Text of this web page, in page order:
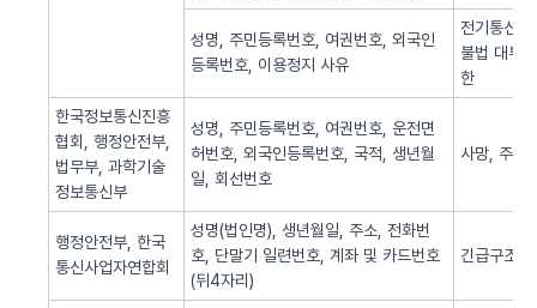
성명, 주민등록번호, 여권번호, 외국인
등록번호, 이용정지 사유
전기통신
불법 대부
한
한국정보통신진흥
협회, 행정안전부,
법무부, 과학기술
정보통신부
성명, 주민등록번호, 여권번호, 운전면
허번호, 외국인등록번호, 국적, 생년월
일, 회선번호
사망, 주민
행정안전부, 한국
통신사업자연합회
성명(법인명), 생년월일, 주소, 전화번
호, 단말기 일련번호, 계좌 및 카드번호
(뒤4자리)
긴급구조(